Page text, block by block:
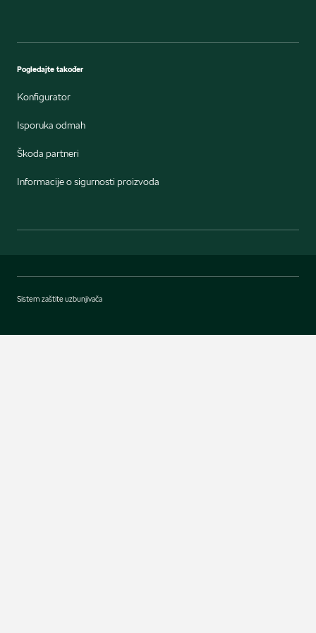
Pogledajte također
Konfigurator
Isporuka odmah
Škoda partneri
Informacije o sigurnosti proizvoda
Sistem zaštite uzbunjivača